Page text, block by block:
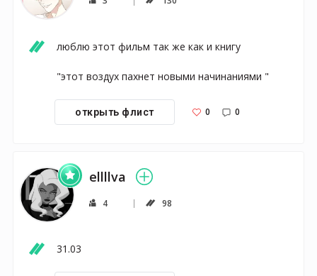
люблю этот фильм так же как и книгу
"этот воздух пахнет новыми начинаниями "
открыть флист 0 0
ellllva
4 98
31.03